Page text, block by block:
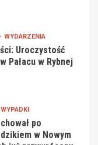
WYDARZENIA
Uroczystość
Pałacu w Rybnej
WYPADKI
po
w Nowym